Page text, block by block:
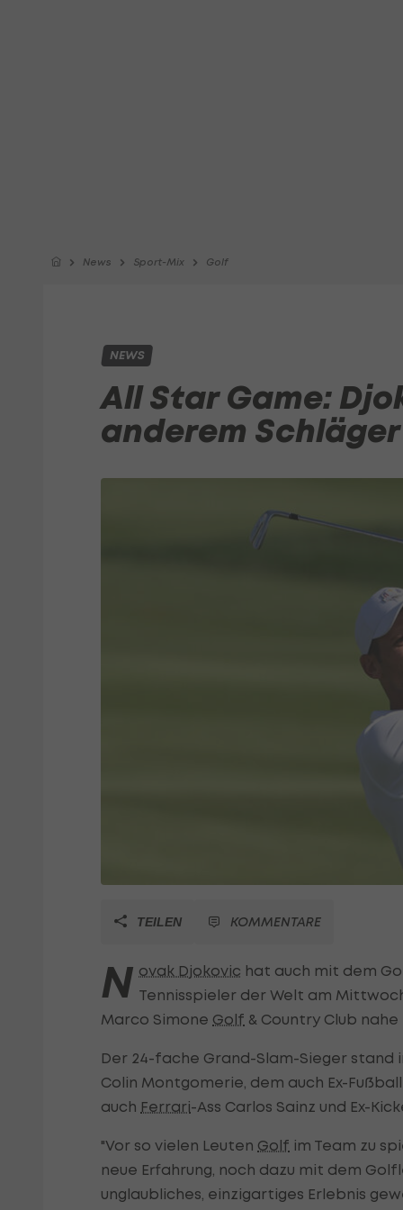
News Sport-Mix Golf
NEWS
All Star Game:
anderem
TEILEN KOMMENTARE
N ovak Djokovic hat auch mit dem
Tennisspieler der Welt am
Marco Simone Golf & Country Club
Der 24-fache Grand-Slam-Sieger stand
Colin Montgomerie, dem auch Ex-
auch Ferrari-Ass Carlos Sainz und Ex-
"Vor so vielen Leuten Golf im Team zu
neue Erfahrung, noch dazu mit dem
unglaubliches, einzigartiges Erlebnis